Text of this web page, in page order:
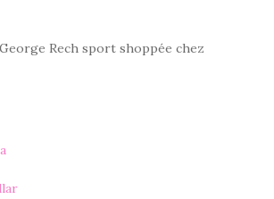
Rech sport shoppée chez